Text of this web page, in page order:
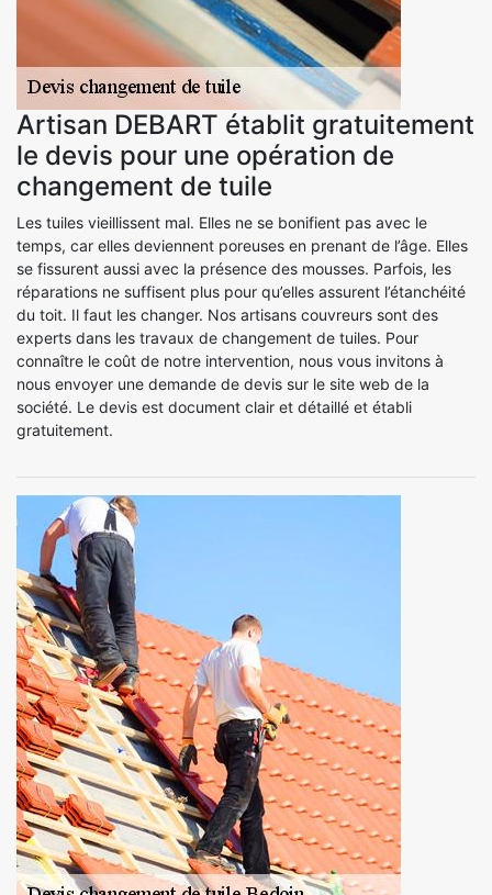
Artisan DEBART établit gratuitement
le devis pour une opération de
changement de tuile
Les tuiles vieillissent mal. Elles ne se bonifient pas avec le
temps, car elles deviennent poreuses en prenant de l’âge. Elles
se fissurent aussi avec la présence des mousses. Parfois, les
réparations ne suffisent plus pour qu’elles assurent l’étanchéité
du toit. Il faut les changer. Nos artisans couvreurs sont des
experts dans les travaux de changement de tuiles. Pour
connaître le coût de notre intervention, nous vous invitons à
nous envoyer une demande de devis sur le site web de la
société. Le devis est document clair et détaillé et établi
gratuitement.